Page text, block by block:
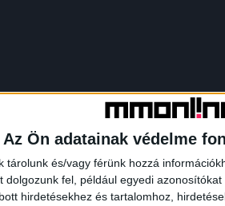
Az Ön adatainak védelme
tárolunk és/vagy férünk hozzá
dolgozunk fel, például egyedi
hirdetésekhez és tartalomhoz,